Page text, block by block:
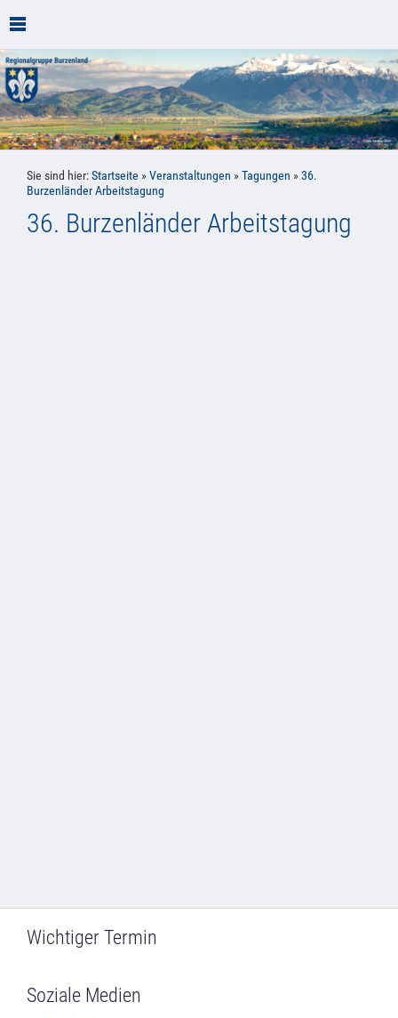
Sie sind hier:Startseite »Veranstaltungen »Tagungen »36.
Burzenländer Arbeitstagung
36. Burzenländer Arbeitstagung
Wichtiger Termin
Soziale Medien